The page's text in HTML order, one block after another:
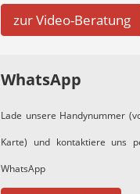
zur Video-Beratung
WhatsApp
Lade unsere Handynummer
Karte) und kontaktiere uns
WhatsApp